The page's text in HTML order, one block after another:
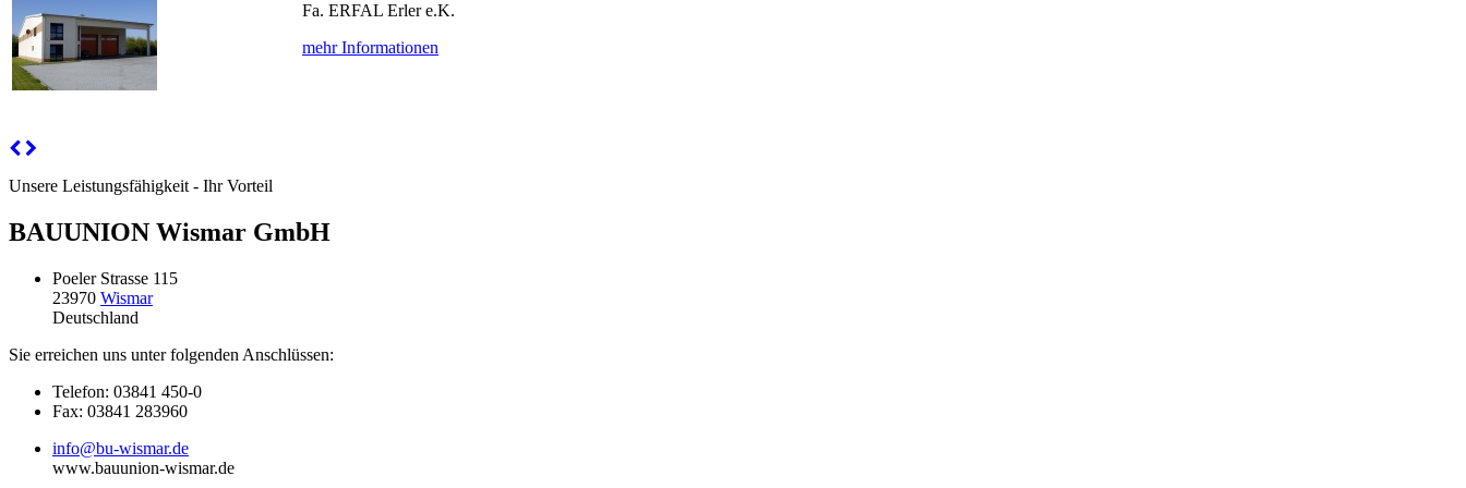
Fa. ERFAL Erler e.K.
mehr Informationen
Unsere Leistungsfähigkeit - Ihr Vorteil
BAUUNION Wismar GmbH
Poeler Strasse 115
23970 Wismar
Deutschland
Sie erreichen uns unter folgenden Anschlüssen:
Telefon: 03841 450-0
Fax: 03841 283960
info@bu-wismar.de
www.bauunion-wismar.de